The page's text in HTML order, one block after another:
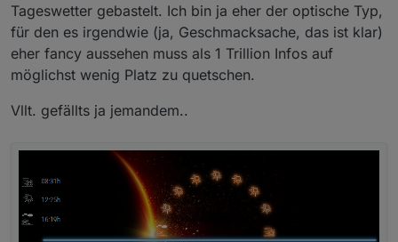
Tageswetter gebastelt. Ich bin ja eher der optische Typ,
für den es irgendwie (ja, Geschmacksache, das ist klar)
eher fancy aussehen muss als 1 Trillion Infos auf
möglichst wenig Platz zu quetschen.
Vllt. gefällts ja jemandem..